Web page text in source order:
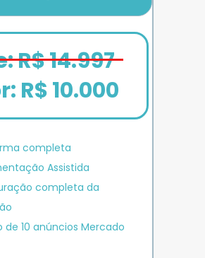
completa
Assistida
completa da
de 10 anúncios Mercado
R$ 14.997
R$ 10.000